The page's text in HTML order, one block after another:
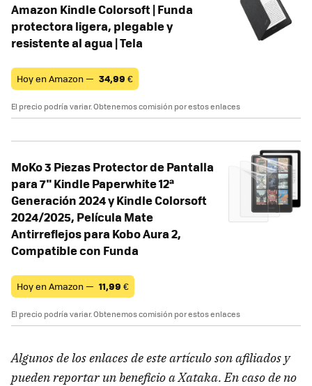
Amazon Kindle Colorsoft | Funda
protectora ligera, plegable y
resistente al agua | Tela
Hoy en Amazon — 34,99 €
El precio podría variar. Obtenemos comisión por estos enlaces
MoKo 3 Piezas Protector de Pantalla
para 7" Kindle Paperwhite 12ª
Generación 2024 y Kindle Colorsoft
2024/2025, Película Mate
Antirreflejos para Kobo Aura 2,
Compatible con Funda
Hoy en Amazon — 11,99 €
El precio podría variar. Obtenemos comisión por estos enlaces
Algunos de los enlaces de este artículo son afiliados y
pueden reportar un beneficio a Xataka. En caso de no